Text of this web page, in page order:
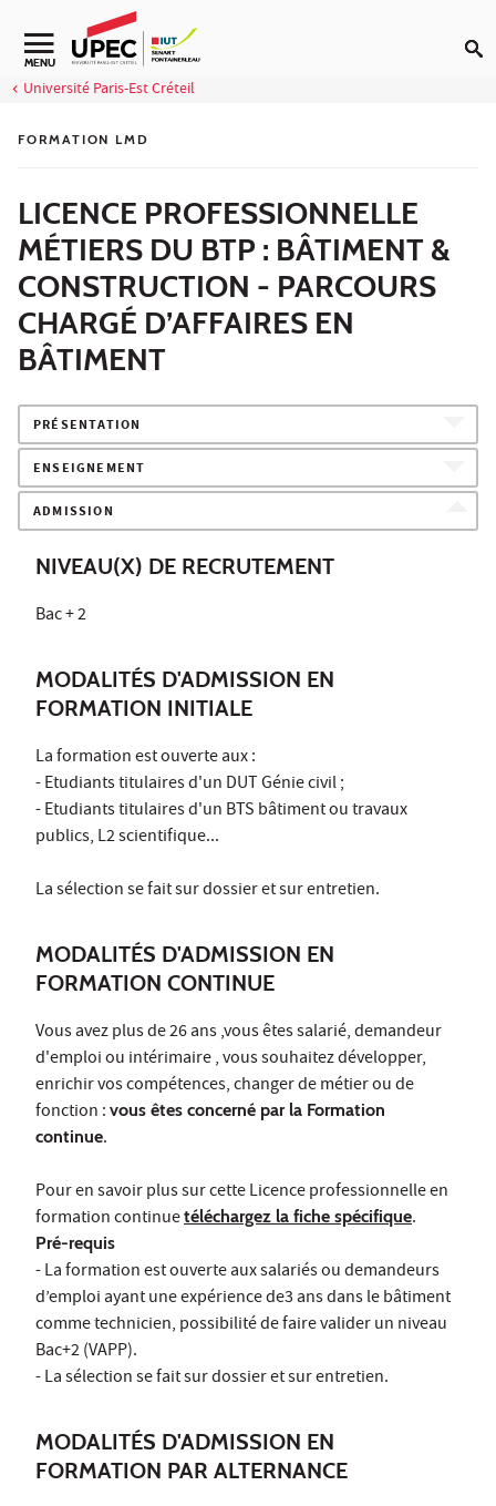
Aller au contenu
Navigation secondaire
MENU
Université Paris-Est Créteil
FORMATION LMD
LICENCE PROFESSIONNELLE
MÉTIERS DU BTP : BÂTIMENT &
CONSTRUCTION - PARCOURS
CHARGÉ D’AFFAIRES EN
BÂTIMENT
PRÉSENTATION
ENSEIGNEMENT
ADMISSION
NIVEAU(X) DE RECRUTEMENT
Bac + 2
MODALITÉS D'ADMISSION EN
FORMATION INITIALE
La formation est ouverte aux :
- Etudiants titulaires d'un DUT Génie civil ;
- Etudiants titulaires d'un BTS bâtiment ou travaux
publics, L2 scientifique...
La sélection se fait sur dossier et sur entretien.
MODALITÉS D'ADMISSION EN
FORMATION CONTINUE
Vous avez plus de 26 ans ,vous êtes salarié, demandeur
d'emploi ou intérimaire , vous souhaitez développer,
enrichir vos compétences, changer de métier ou de
fonction : vous êtes concerné par la Formation
continue.
Pour en savoir plus sur cette Licence professionnelle en
formation continuetéléchargez la fiche spécifique.
Pré-requis
- La formation est ouverte aux salariés ou demandeurs
d’emploi ayant une expérience de3 ans dans le bâtiment
comme technicien, possibilité de faire valider un niveau
Bac+2 (VAPP).
- La sélection se fait sur dossier et sur entretien.
MODALITÉS D'ADMISSION EN
FORMATION PAR ALTERNANCE